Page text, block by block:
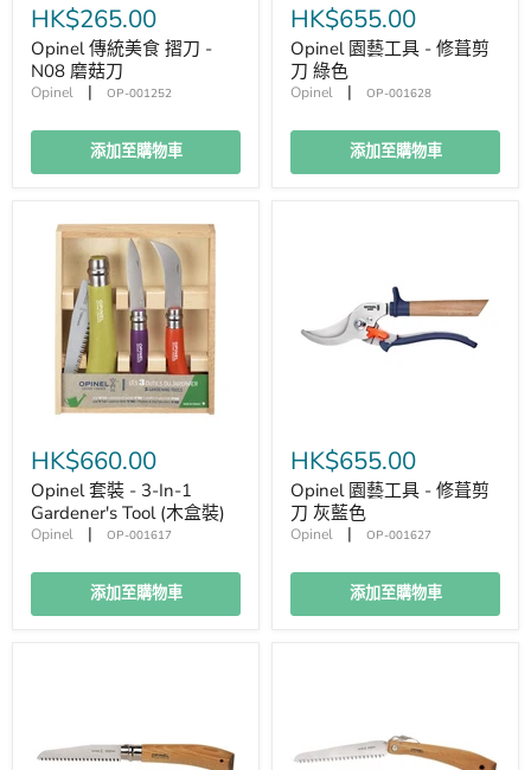
HK$265.00
Opinel 傳統美食 摺刀 -
N08 磨菇刀
Opinel | OP-001252
添加至購物車
HK$655.00
Opinel 園藝工具 - 修葺剪
刀 綠色
Opinel | OP-001628
添加至購物車
HK$660.00
Opinel 套裝 - 3-In-1
Gardener's Tool (木盒裝)
Opinel | OP-001617
添加至購物車
HK$655.00
Opinel 園藝工具 - 修葺剪
刀 灰藍色
Opinel | OP-001627
添加至購物車